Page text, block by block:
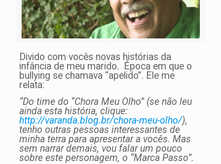
Divido com vocês novas histórias da
infância de meu marido. Época em que o
bullying se chamava “apelido”. Ele me
relata:
“Do time do “Chora Meu Olho” (se não leu
ainda esta história, clique:
http://varanda.blog.br/chora-meu-olho/),
tenho outras pessoas interessantes de
minha terra para apresentar a vocês. Mas
sem narrar demais, vou falar um pouco
sobre este personagem, o “Marca Passo”.